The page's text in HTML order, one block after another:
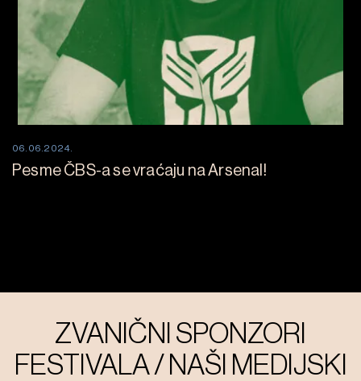
06.06.2024.
Pesme ČBS-a se vraćaju na Arsenal!
ZVANIČNI SPONZORI
FESTIVALA / NAŠI MEDIJSKI